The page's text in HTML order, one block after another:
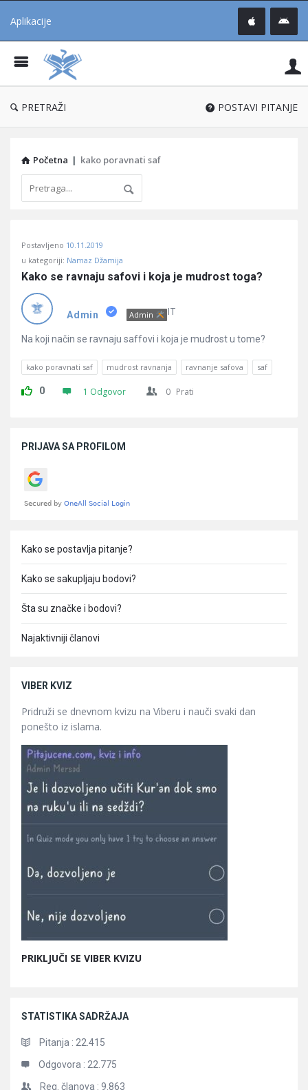
Aplikacije
®
PRETRAŽI POSTAVI PITANJE
Početna | kako poravnati saf
Učene
Latest
Pitanja
Postavljeno 10.11.2019
u kategoriji: Namaz Džamija
Kako se ravnaju safovi i koja je mudrost toga?
Admin Admin IT
Na koji način se ravnaju saffovi i koja je mudrost u tome?
kako poravnati saf mudrost ravnanja ravnanje safova saf
0 1 Odgovor 0 Prati
PRIJAVA SA PROFILOM
Kako se postavlja pitanje?
Kako se sakupljaju bodovi?
Šta su značke i bodovi?
Najaktivniji članovi
VIBER KVIZ
Pridruži se dnevnom kvizu na Viberu i nauči svaki dan
ponešto iz islama.
PRIKLJUČI SE VIBER KVIZU
STATISTIKA SADRŽAJA
Pitanja : 22.415
Odgovora : 22.775
Reg. članova : 9.863